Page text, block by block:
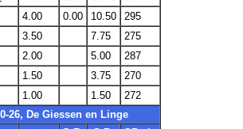
4.00 0.00 10.50
295
3.50 7.75
275
2.00 5.00
287
1.50 3.75
270
1.00 1.50
272
26, De Giessen en Linge